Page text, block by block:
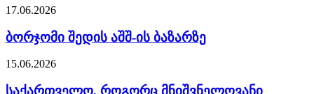
17.06.2026
ბორჯომი შედის აშშ-ის ბაზარზე
15.06.2026
საქართველო, როგორც მნიშვნელოვანი